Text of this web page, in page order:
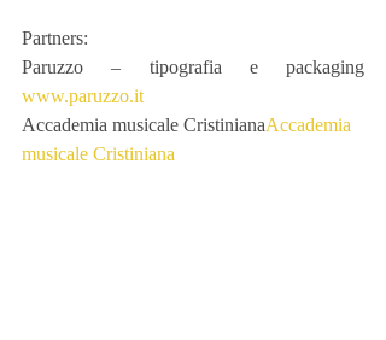
Partners:
www.paruzzo.it
Accademia musicale CristinianaAccademia
musicale Cristiniana